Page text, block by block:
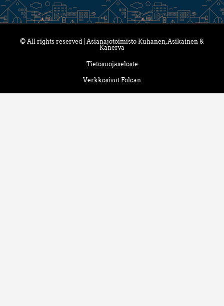
© All rights reserved | Asianajotoimisto Kuhanen, Asikainen &
Kanerva
Tietosuojaseloste
Verkkosivut Folcan